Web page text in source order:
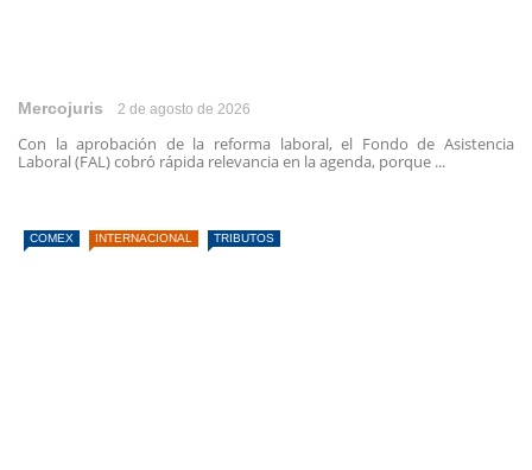
Mercojuris 2 de agosto de 2026
Con la aprobación de la reforma laboral, el Fondo de Asistencia
Laboral (FAL) cobró rápida relevancia en la agenda, porque ...
COMEX INTERNACIONAL TRIBUTOS